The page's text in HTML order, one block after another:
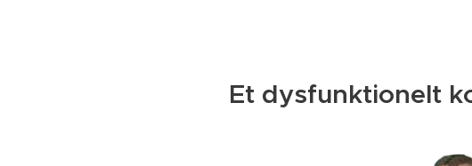
Et dysfunktionelt